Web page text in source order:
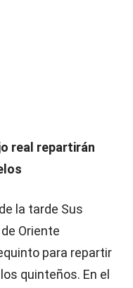
real repartirán
la tarde Sus
Oriente
para repartir
quinteños. En el